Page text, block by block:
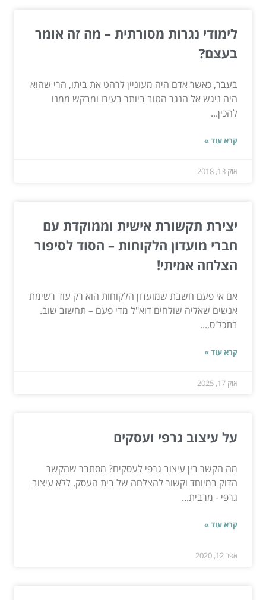
לימודי נגרות מסורתית – מה זה אומר
בעצם?
בעבר, כאשר אדם היה מעוניין לרהט את ביתו, הרי שהוא
היה ניגש אל הנגר הטוב ביותר בעירו ומבקש ממנו
להכין...
קרא עוד »
אוק 13, 2018
יצירת תקשורת אישית וממוקדת עם
חברי מועדון הלקוחות – הסוד לסיפור
הצלחה אמיתי!
אם אי פעם חשבת שמועדון הלקוחות הוא רק עוד רשימת
אנשים שאליה שולחים דוא"ל מדי פעם – תחשוב שוב.
בתכל'ס,...
קרא עוד »
אוק 17, 2025
על עיצוב גרפי ועסקים
מה הקשר בין עיצוב גרפי לעסקים? מסתבר שהקשר
הדוק במיוחד וקשור להצלחה של בית העסק. ללא עיצוב
גרפי - מרבית...
קרא עוד »
אפר 12, 2020